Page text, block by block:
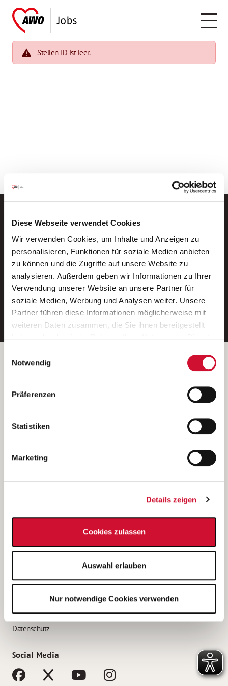
Diese Webseite verwendet Cookies
Wir verwenden Cookies, um Inhalte und Anzeigen zu
personalisieren, Funktionen für soziale Medien anbieten
zu können und die Zugriffe auf unsere Website zu
analysieren. Außerdem geben wir Informationen zu Ihrer
Verwendung unserer Website an unsere Partner für
soziale Medien, Werbung und Analysen weiter. Unsere
Partner führen diese Informationen möglicherweise mit
weiteren Daten zusammen, die Sie ihnen bereitgestellt
Wenn Sie auf „Cookies zulassen“ klicken, so stimmen
Sie der Speicherung sämtlicher Cookies zu. Sie können
Ihre Einwilligung selbstverständlich jederzeit widerrufen,
indem Sie die Cookie-Einstellungen aufrufen und diese
unsererDatenschutzerklärung
Notwendig
Präferenzen
Statistiken
Marketing
Details zeigen
Cookies zulassen
Auswahl erlauben
Nur notwendige Cookies verwenden
Stellen-ID ist leer.
Neue Stellen per E-Mail.
Ein kostenloser Service von AWO
Jobs.
E-Mail-Adresse eintragen
Betreiber der Webseite
Kantstraße 45a
(Ein Tochterunternehmen des AWO Bezirksverbandes Unterfranken
e.V.)
Bewerbung als Altenpflegehelfer*in
Bewerbung als Erzieher*in
AWO Gliederungen nach Bundesland
Impressum
Datenschutz
Social Media